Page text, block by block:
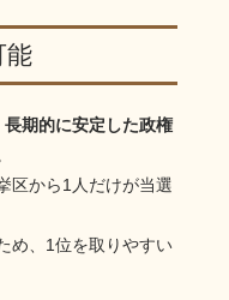
能
長期的に安定した政権
区から1人だけが当選
め、1位を取りやすい